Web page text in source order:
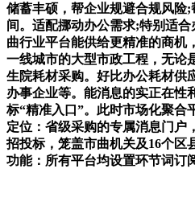
储蓄丰硕，帮企业规避合规风险
间。适配挪动办公需求;特别适
曲行业平台能供给更精准的商机
一线城市的大型市政工程，无论
生院耗材采购。好比办公耗材供
办事企业等。能消息的实正在性
标“精准入口”。此时市场化聚合
定位：省级采购的专属消息门
招投标，笼盖市曲机关及16个区
功能：所有平台均设置环节词订